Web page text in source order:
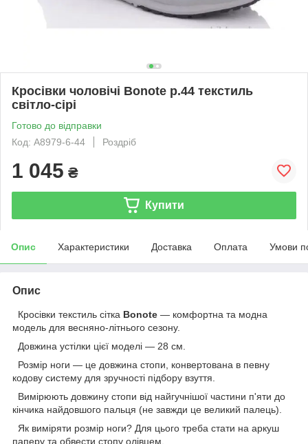
Кросівки чоловічі Bonote р.44 текстиль
світло-сірі
Готово до відправки
Код: A8979-6-44
Роздріб
1 045 ₴
Купити
Опис Характеристики Доставка Оплата Умови
Опис
Кросівки текстиль сітка Bonote — комфортна та модна
модель для весняно-літнього сезону.
Довжина устілки цієї моделі — 28 см.
Розмір ноги — це довжина стопи, конвертована в певну
кодову систему для зручності підбору взуття.
Вимірюють довжину стопи від найгучнішої частини п'яти до
кінчика найдовшого пальця (не завжди це великий палець).
Як виміряти розмір ноги? Для цього треба стати на аркуш
паперу та обвести стопу олівцем.